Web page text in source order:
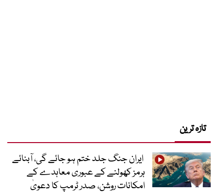
تازہ ترین
ایران جنگ جلد ختم ہو جائے گی، آبنائے
ہرمز کھولنے کے عبوری معاہدے کے
امکانات روشن، صدر ٹرمپ کا دعویٰ